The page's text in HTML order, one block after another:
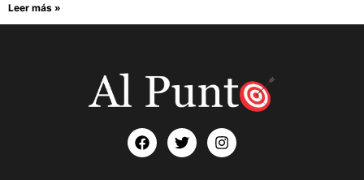
Leer más »